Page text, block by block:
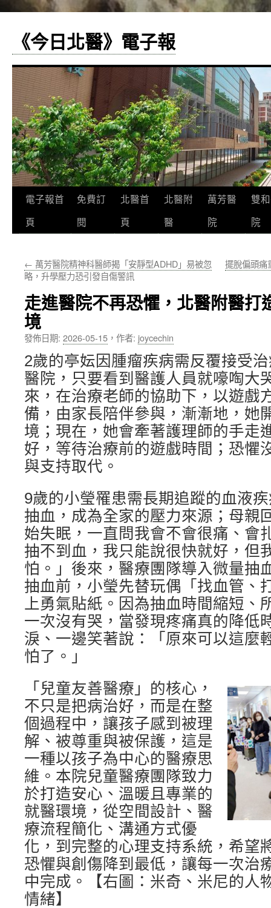
《今日北醫》電子報
跳
至
要
容
電子報首
頁
免費訂
閱
北醫首
頁
北醫附
醫
萬芳醫
院
雙
院
← 萬芳醫院精神科醫師揭「安靜型ADHD」易被忽
略，升學壓力恐引發自傷警訊
擺脫偏頭痛
走進醫院不再恐懼，北醫附醫打
境
發佈日期: 2026-05-15 ， 作者: joycechin
2歲的亭妘因腫瘤疾病需反覆接受
醫院，只要看到醫護人員就嚎啕大
來，在治療老師的協助下，以遊戲
備，由家長陪伴參與，漸漸地，她
境；現在，她會牽著護理師的手走
好，等待治療前的遊戲時間；恐懼
與支持取代。
9歲的小瑩罹患需長期追蹤的血液
抽血，成為全家的壓力來源；母親
始失眠，一直問我會不會很痛、會
抽不到血，我只能說很快就好，但
怕。」後來，醫療團隊導入微量抽
抽血前，小瑩先替玩偶「找血管、
上勇氣貼紙。因為抽血時間縮短、
一次沒有哭，當發現疼痛真的降低
淚、一邊笑著說：「原來可以這麼
怕了。」
「兒童友善醫療」的核心，
不只是把病治好，而是在整
個過程中，讓孩子感到被理
解、被尊重與被保護，這是
一種以孩子為中心的醫療思
維。本院兒童醫療團隊致力
於打造安心、溫暖且專業的
就醫環境，從空間設計、醫
療流程簡化、溝通方式優
化，到完整的心理支持系統，希望
恐懼與創傷降到最低，讓每一次治
中完成。【右圖：米奇、米尼的人
情緒】